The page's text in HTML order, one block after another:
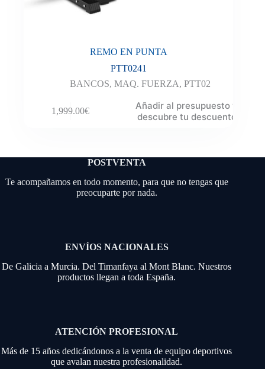
REMO EN PUNTA
PTT0241
BANCOS,MAQ. FUERZA,PTT02
1,999.00€
Añadir al presupuesto y
descubre tu descuento
POSTVENTA
Te acompañamos en todo momento, para que no tengas que
preocuparte por nada.
ENVÍOS NACIONALES
De Galicia a Murcia. Del Timanfaya al Mont Blanc. Nuestros
productos llegan a toda España.
ATENCIÓN PROFESIONAL
Más de 15 años dedicándonos a la venta de equipo deportivos
que avalan nuestra profesionalidad.